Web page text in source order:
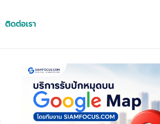
ติดต่อเรา